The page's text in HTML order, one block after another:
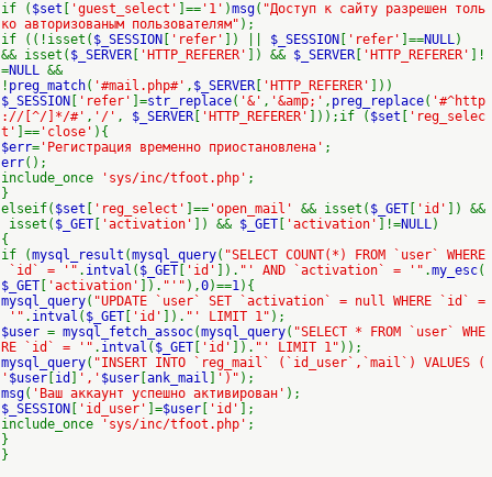
if ( $set 'guest_select' ]== '1' )msg( "Доступ к сайту разрешен толь
ко авторизованым пользователям" );
if ((!isset( $_SESSION 'refer' ]) || $_SESSION 'refer' ]==NULL)
&& isset( $_SERVER 'HTTP_REFERER' ]) && $_SERVER 'HTTP_REFERER'
]!
=NULL &&
! preg_match( '#mail.php#' , $_SERVER 'HTTP_REFERER'
]))
$_SESSION
'refer' ]=str_replace( '&' , '&amp;' , preg_replace( '#^http
://[^/]*/#' , '/' , $_SERVER 'HTTP_REFERER' ]));if ( $set
'reg_selec
t'
]== 'close' ){
$err= 'Регистрация временно приостановлена' ;
err();
include_once
'sys/inc/tfoot.php' ;
}
elseif( $set 'reg_select' ]== 'open_mail' && isset( $_GET 'id'
]) &&
isset( $_GET 'activation' ]) && $_GET 'activation' ]!=NULL)
{
if (mysql_result (mysql_query( "SELECT COUNT(*) FROM `user` WHERE
`id` = '" . intval ( $_GET 'id' ]). "' AND `activation` = '" .my_esc(
$_GET
'activation' ]). "'" ),0)==1){
mysql_query( "UPDATE `user` SET `activation` = null WHERE `id` =
'" . intval ( $_GET 'id' ]). "' LIMIT 1" );
$user = mysql_fetch_assoc(mysql_query( "SELECT * FROM `user` WHE
RE `id` = '" . intval ( $_GET 'id' ]). "' LIMIT 1" ));
mysql_query( "INSERT INTO `reg_mail` (`id_user`,`mail`) VALUES (
' $user id ',' $user ank_mail ')" );
msg( 'Ваш аккаунт успешно активирован' );
$_SESSION
'id_user' ]=$user 'id'
];
include_once
'sys/inc/tfoot.php' ;
}
}